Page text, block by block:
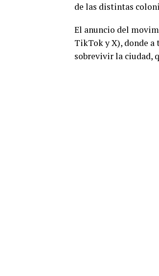
de las distintas
El anuncio del
TikTok y X), donde a
sobrevivir la ciudad,